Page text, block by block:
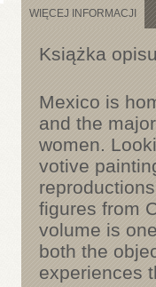
WIĘCEJ INFORMACJI
Książka
Mexico is
and the
women.
votive
figures from
volume is
both the
experiences